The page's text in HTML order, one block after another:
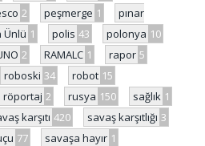
2 peşmerge 1
pınar
Ünlü 1 polis 43 polonya 10
2 RAMALC 1 rapor 5
roboski 34 robot 15
röportaj 2 rusya 150 sağlık 1
karşıtı 420 savaş karşıtlığı 3
77 savaşa hayır 1